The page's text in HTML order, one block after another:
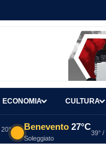
ECONOMIA CULTURA
Benevento 27°C
Soleggiato
39° /